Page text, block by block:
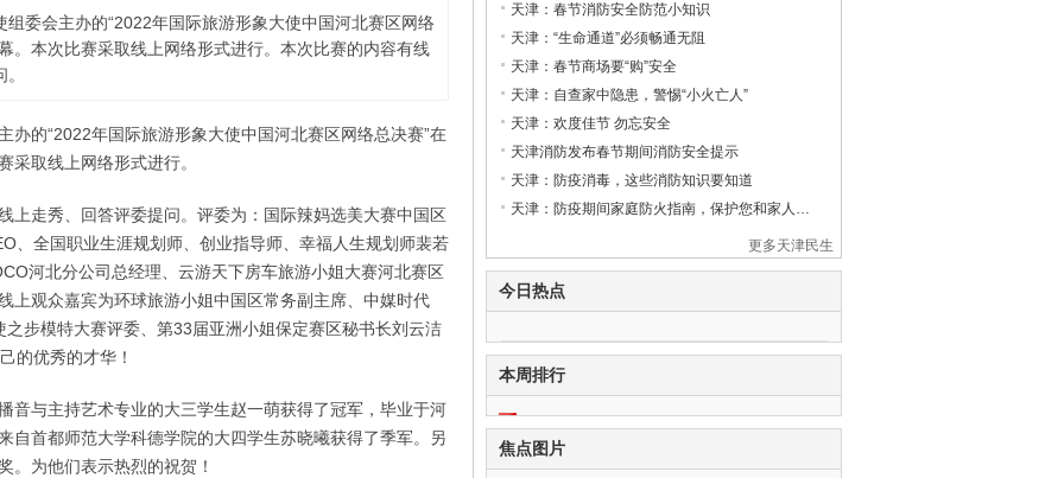
委会主办的“2022年国际旅游形象大使中国河北赛区网络
。本次比赛采取线上网络形式进行。本次比赛的内容有线
办的“2022年国际旅游形象大使中国河北赛区网络总决赛”在
采取线上网络形式进行。
上走秀、回答评委提问。评委为：国际辣妈选美大赛中国区
、全国职业生涯规划师、创业指导师、幸福人生规划师裴若
河北分公司总经理、云游天下房车旅游小姐大赛河北赛区
上观众嘉宾为环球旅游小姐中国区常务副主席、中媒时代
步模特大赛评委、第33届亚洲小姐保定赛区秘书长刘云洁
的优秀的才华！
音与主持艺术专业的大三学生赵一萌获得了冠军，毕业于河
自首都师范大学科德学院的大四学生苏晓曦获得了季军。另
。为他们表示热烈的祝贺！
天津：春节消防安全防范小知识
天津：“生命通道”必须畅通无阻
天津：春节商场要“购”安全
天津：自查家中隐患，警惕“小火亡人”
天津：欢度佳节 勿忘安全
天津消防发布春节期间消防安全提示
天津：防疫消毒，这些消防知识要知道
天津：防疫期间家庭防火指南，保护您和家人…
更多天津民生
今日热点
本周排行
焦点图片